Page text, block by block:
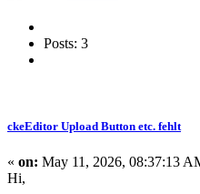
Posts: 3
ckeEditor Upload Button etc. fehlt
« on: May 11, 2026, 08:37:13
Hi,